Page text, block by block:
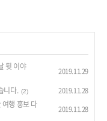
뒷 이야
2019.11.29
니다. (2) 2019.11.28
행 홍보 다
2019.11.28